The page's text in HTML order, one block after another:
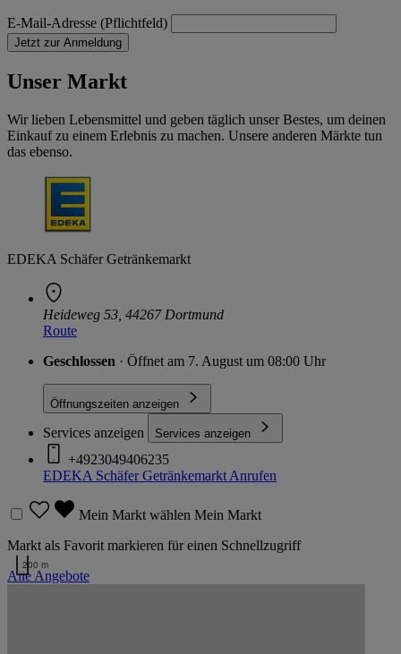
E-Mail-Adresse (Pflichtfeld)
Jetzt zur Anmeldung
Unser Markt
Wir lieben Lebensmittel und geben täglich unser Bestes, um deinen
Einkauf zu einem Erlebnis zu machen. Unsere anderen Märkte tun
das ebenso.
EDEKA Schäfer Getränkemarkt
Heideweg 53, 44267 Dortmund
Route
Geschlossen · Öffnet am 7. August um 08:00 Uhr
Öffnungszeiten anzeigen
Services anzeigen Services anzeigen
+4923049406235
EDEKA Schäfer Getränkemarkt Anrufen
Mein Markt wählen Mein Markt
Markt als Favorit markieren für einen Schnellzugriff
Alle Angebote
200 m